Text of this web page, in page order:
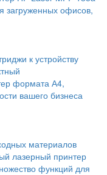
загруженных офисов,
к устройству
формата А4,
вашего бизнеса
материалов
лазерный принтер
функций для